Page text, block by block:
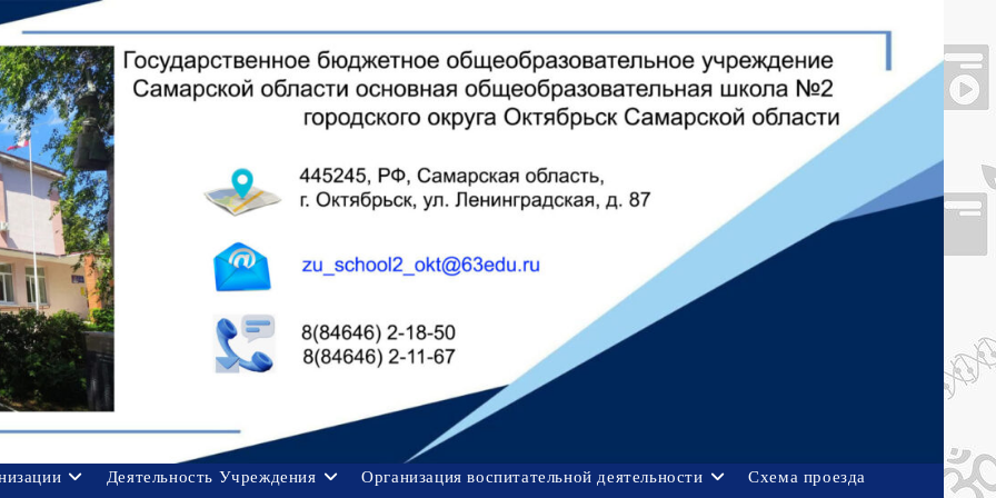
Деятельность Учреждения Организация воспитательной деятельности
Схема проезда